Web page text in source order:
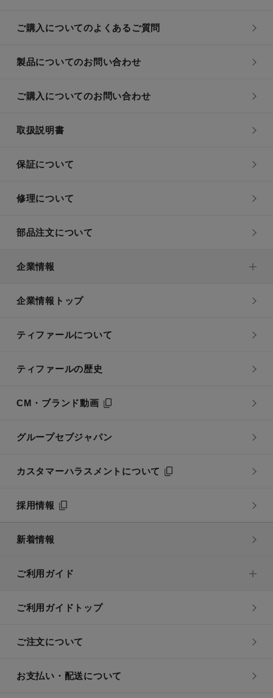
ご購入についてのよくあるご質問
製品についてのお問い合わせ
ご購入についてのお問い合わせ
取扱説明書
保証について
修理について
部品注文について
企業情報
企業情報トップ
ティファールについて
ティファールの歴史
CM・ブランド動画
グループセブジャパン
カスタマーハラスメントについて
採用情報
新着情報
ご利用ガイド
ご利用ガイドトップ
ご注文について
お支払い・配送について